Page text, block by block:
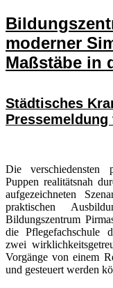
moderner
Maßstäbe in
Städtisches
Die verschiedensten
Puppen realitätsnah
aufgezeichneten
praktischen
Bildungszentrum
die Pflegefachschule
zwei
Vorgänge von einem
und gesteuert werden